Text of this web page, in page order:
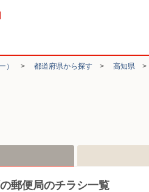
） > 都道府県から探す > 高知県
郵便局のチラシ一覧